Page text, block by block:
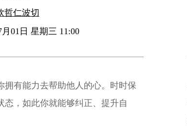
哲仁波切
01日 星期三 11:00
有能力去帮助他人的心。时时保
，如此你就能够纠正、提升自